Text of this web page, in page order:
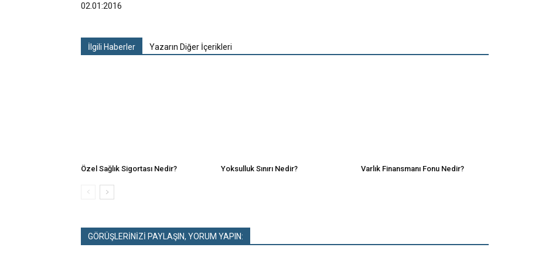
02.01:2016
İlgili Haberler Yazarın Diğer İçerikleri
Özel Sağlık Sigortası Nedir? Yoksulluk Sınırı Nedir? Varlık Finansmanı Fonu Nedir?
GÖRÜŞLERİNİZİ PAYLAŞIN, YORUM YAPIN: